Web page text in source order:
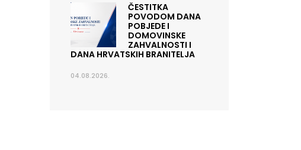
ČESTITKA
POVODOM DANA
POBJEDE I
DOMOVINSKE
ZAHVALNOSTI I
DANA HRVATSKIH BRANITELJA
04.08.2026.